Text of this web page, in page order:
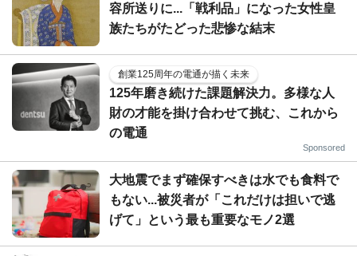
容所送りに...「戦利品」になった女性皇
族たちがたどった悲惨な結末
創業125周年の電通が描く未来
125年磨き続けた課題解決力。多様な人
財の才能を掛け合わせて挑む、これから
の電通
Sponsored
大地震でまず確保すべきは水でも食料で
もない...被災者が「これだけは担いで逃
げて」という最も重要なモノ2選